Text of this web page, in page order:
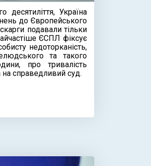
десятиліття, Україна
до Європейського
подавали тільки
ЄСПЛ фіксує
недоторканість,
та такого
про тривалість
справедливий суд.